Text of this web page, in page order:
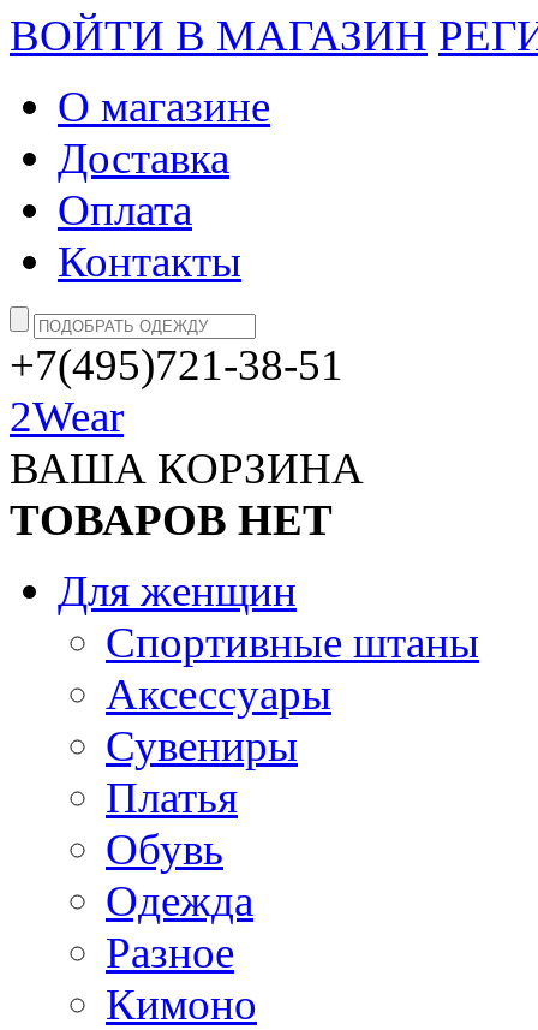
ВОЙТИ В МАГАЗИН
О магазине
Доставка
Оплата
Контакты
+7(495)721-38-51
2Wear
ВАША КОРЗИНА
ТОВАРОВ НЕТ
Для женщин
Спортивные штаны
Аксессуары
Сувениры
Платья
Обувь
Одежда
Разное
Кимоно